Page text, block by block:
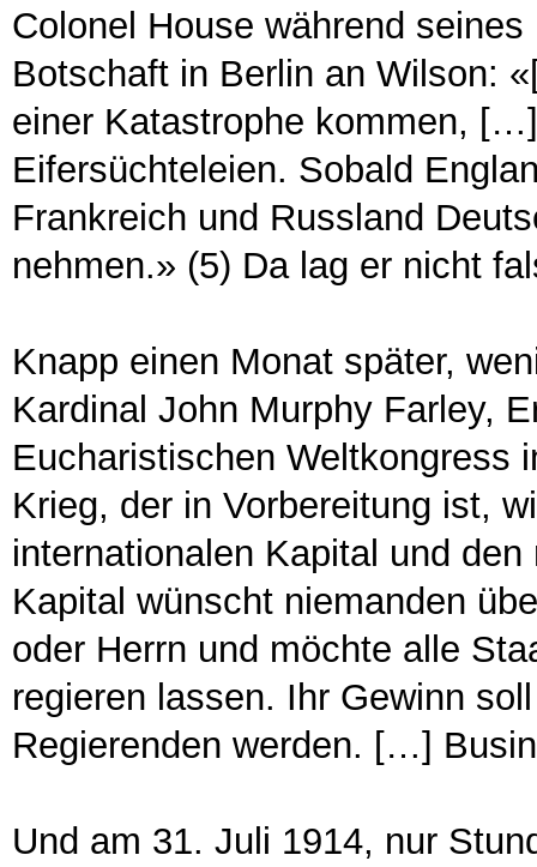
Colonel House während
Botschaft in Berlin an Wilson:
einer Katastrophe kommen,
Eifersüchteleien. Sobald
Frankreich und Russland
nehmen.» (5) Da lag er nicht
Knapp einen Monat später,
Kardinal John Murphy Farley,
Eucharistischen Weltkongress
Krieg, der in Vorbereitung ist,
internationalen Kapital und
Kapital wünscht niemanden
oder Herrn und möchte alle
regieren lassen. Ihr Gewinn
Regierenden werden. […]
Und am 31. Juli 1914, nur